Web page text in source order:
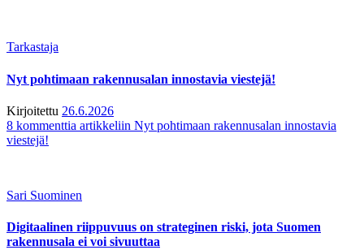
Tarkastaja
Nyt pohtimaan rakennusalan innostavia viestejä!
Kirjoitettu 26.6.2026
8 kommenttia artikkeliin Nyt pohtimaan rakennusalan innostavia
viestejä!
Sari Suominen
Digitaalinen riippuvuus on strateginen riski, jota Suomen
rakennusala ei voi sivuuttaa